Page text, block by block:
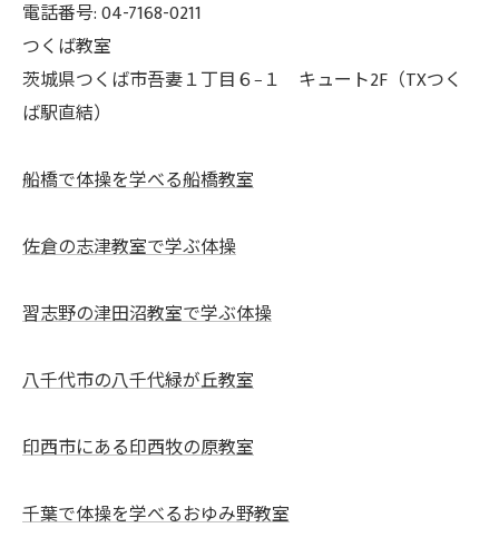
電話番号: 04-7168-0211
つくば教室
茨城県つくば市吾妻１丁目６−１ キュート2F（TXつく
ば駅直結）
船橋で体操を学べる船橋教室
佐倉の志津教室で学ぶ体操
習志野の津田沼教室で学ぶ体操
八千代市の八千代緑が丘教室
印西市にある印西牧の原教室
千葉で体操を学べるおゆみ野教室